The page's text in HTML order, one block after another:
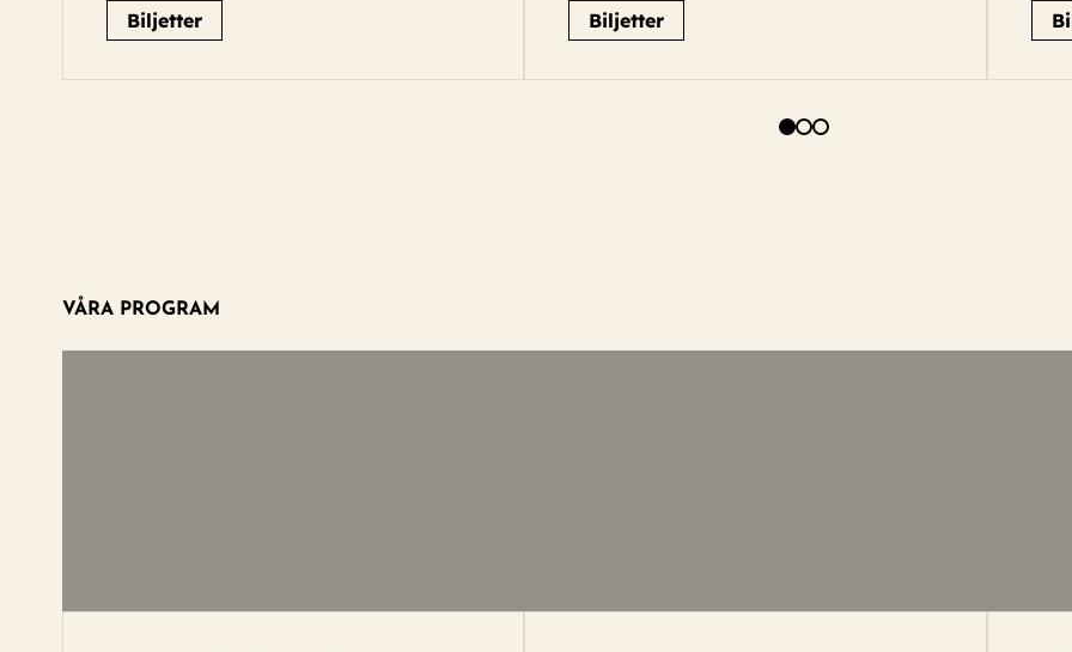
Biljetter Biljetter
VÅRA PROGRAM